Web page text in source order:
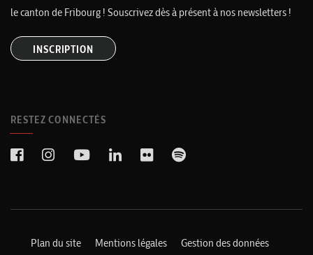
le canton de Fribourg ! Souscrivez dès à présent à nos newsletters !
INSCRIPTION
RESTEZ CONNECTÉS
Plan du site Mentions légales Gestion des données